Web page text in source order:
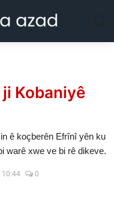
Kobaniyê
ê koçberên Efrînî yên ku
warê xwe ve bi rê dikeve.
10:44 0